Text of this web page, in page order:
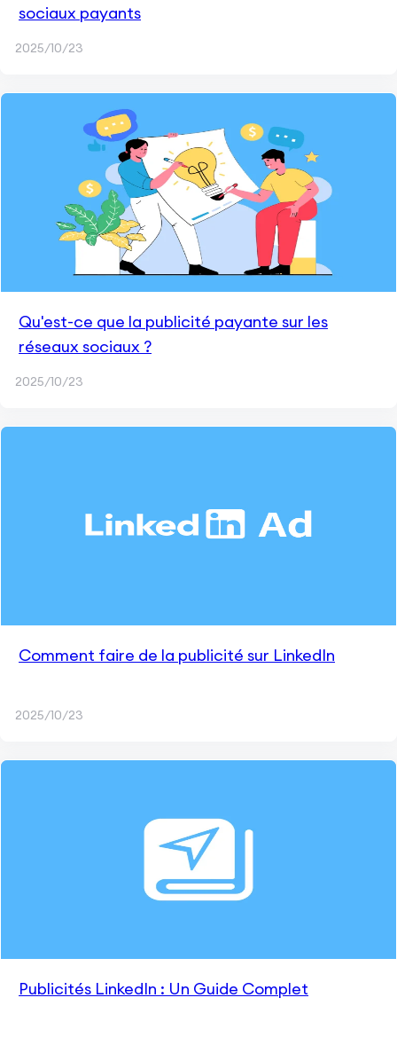
sociaux payants
2025/10/23
Qu'est-ce que la publicité payante sur les
réseaux sociaux ?
2025/10/23
Comment faire de la publicité sur LinkedIn
2025/10/23
Publicités LinkedIn : Un Guide Complet